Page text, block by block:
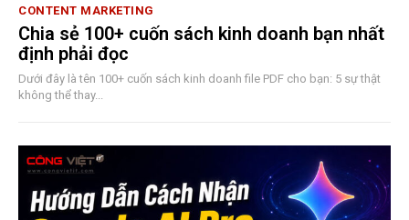
CONTENT MARKETING
Chia sẻ 100+ cuốn sách kinh doanh bạn nhất
định phải đọc
Dưới đây là tên 100+ cuốn sách kinh doanh file PDF cho bạn: 5 sự thật
không thể thay...